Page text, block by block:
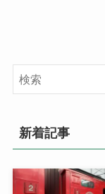
新着記事